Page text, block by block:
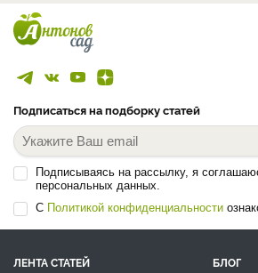
Подписаться на подборку статей
Подписываясь на рассылку, я
персональных данных.
С Политикой конфиденциальности
ЛЕНТА СТАТЕЙ
БЛОГ